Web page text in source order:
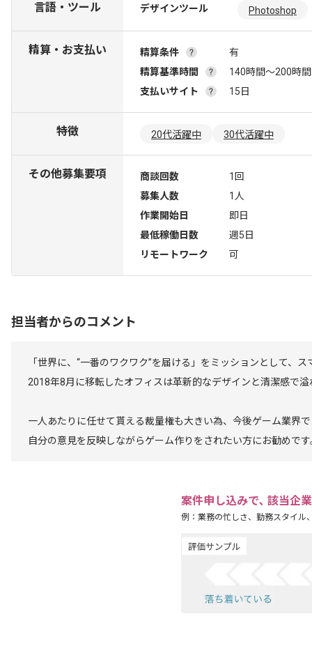
言語・ツール デザインツール Photoshop
精算・お支払い 精算条件
有
精算基準時間
140時間〜200時間
支払いサイト
15日
特徴 20代活躍中 30代活躍中
その他募集要項 商談回数
1回
募集人数
1人
作業開始日
即日
最低稼働日数
週5日
リモートワーク
可
担当者からのコメント
「世界に、“一番のワクワク”を届ける」をミッションとして、
2018年8月に移転したオフィスは革新的なデザインと清潔感で
一人あたりに任せて貰える裁量権も大きい為、今後ゲーム業界
自分の意見を反映しながらゲーム作りをされたい方にお勧めです
案件申し込みで､ 該当企
例：業務の忙しさ、勤務スタイル